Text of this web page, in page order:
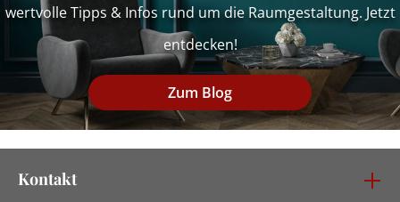
wertvolle Tipps & Infos rund um die Raumgestaltung. Jetzt
entdecken!
Zum Blog
Kontakt